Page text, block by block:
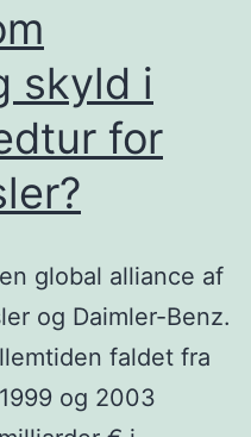
skyld i
for
global alliance af
og Daimler-Benz.
faldet fra
og 2003